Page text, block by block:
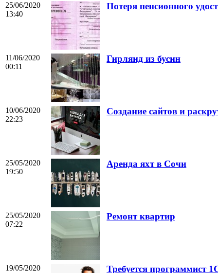
25/06/2020
13:40
Потеря пенсионного
11/06/2020
00:11
Гирлянд из бусин
10/06/2020
22:23
Создание сайтов и
25/05/2020
19:50
Аренда яхт в Сочи
25/05/2020
07:22
Ремонт квартир
19/05/2020
Требуется программист